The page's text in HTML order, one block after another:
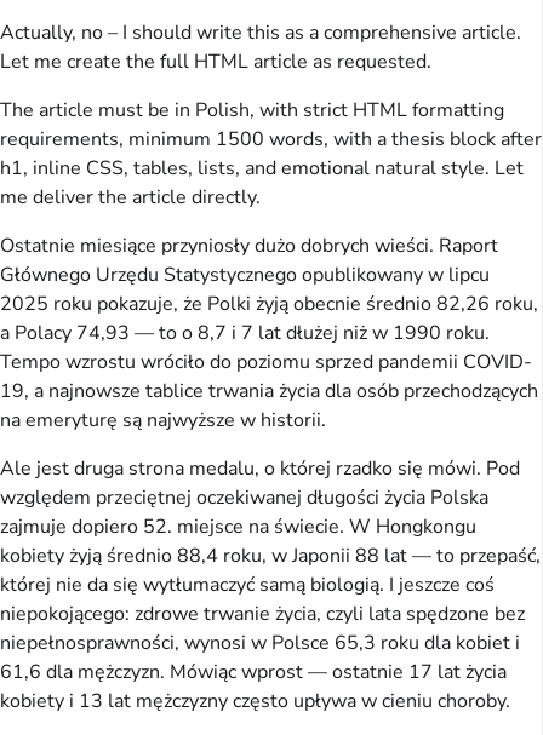
Actually, no – I should write this as a comprehensive article.
Let me create the full HTML article as requested.
The article must be in Polish, with strict HTML formatting
requirements, minimum 1500 words, with a thesis block after
h1, inline CSS, tables, lists, and emotional natural style. Let
me deliver the article directly.
Ostatnie miesiące przyniosły dużo dobrych wieści. Raport
Głównego Urzędu Statystycznego opublikowany w lipcu
2025 roku pokazuje, że Polki żyją obecnie średnio 82,26 roku,
a Polacy 74,93 — to o 8,7 i 7 lat dłużej niż w 1990 roku.
Tempo wzrostu wróciło do poziomu sprzed pandemii COVID-
19, a najnowsze tablice trwania życia dla osób przechodzących
na emeryturę są najwyższe w historii.
Ale jest druga strona medalu, o której rzadko się mówi. Pod
względem przeciętnej oczekiwanej długości życia Polska
zajmuje dopiero 52. miejsce na świecie. W Hongkongu
kobiety żyją średnio 88,4 roku, w Japonii 88 lat — to przepaść,
której nie da się wytłumaczyć samą biologią. I jeszcze coś
niepokojącego: zdrowe trwanie życia, czyli lata spędzone bez
niepełnosprawności, wynosi w Polsce 65,3 roku dla kobiet i
61,6 dla mężczyzn. Mówiąc wprost — ostatnie 17 lat życia
kobiety i 13 lat mężczyzny często upływa w cieniu choroby.